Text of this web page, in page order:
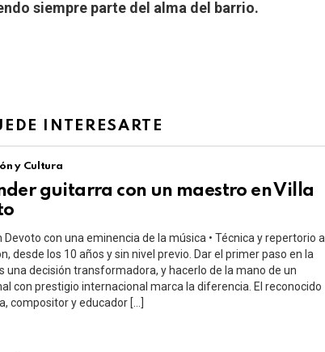
siempre parte del alma del barrio.
INTERESARTE
y Cultura
guitarra con un maestro en Villa
Devoto con una eminencia de la música • Técnica y repertorio a
desde los 10 años y sin nivel previo. Dar el primer paso en la
una decisión transformadora, y hacerlo de la mano de un
con prestigio internacional marca la diferencia. El reconocido
compositor y educador […]